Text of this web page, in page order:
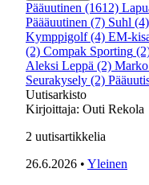
Pääuutinen (1612)
Päääuutinen (7) Suhl (4)
Kymppigolf (4) EM-
(2) Compak Sporting
Aleksi Leppä (2)
Seurakysely (2)
Uutisarkisto
Kirjoittaja: Outi Rekola
2 uutisartikkelia
26.6.2026 • Yleinen